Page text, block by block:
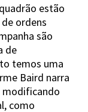
estão
ordens
são
de
temos uma
Baird narra
modificando
como